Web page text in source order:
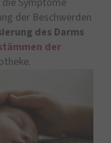
der Beschwerden
des Darms
der